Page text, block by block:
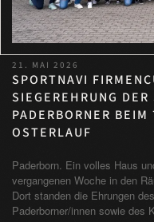
21. MAI 2026
SPORTNAVI
SIEGEREHRUNG
PADERBORNER
OSTERLAUF
Paderborn. Ein volles Haus
vergangenen Woche in den
Dort standen die Ehrungen
Paderborner/innen sowie des